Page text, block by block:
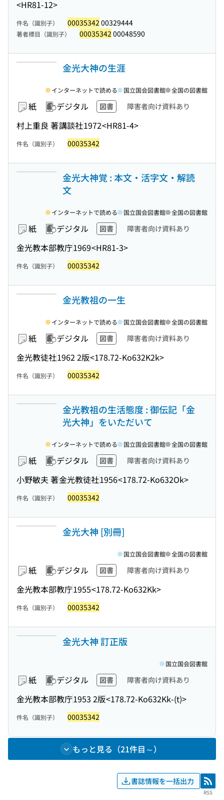
<HR81-12>
件名（識別子） 00035342 00329444
著者標目（識別子） 00035342 00048590
金光大神の生涯
紙 デジタル 図書 障害者向け資料あり
村上重良 著講談社1972<HR81-4>
インターネットで読める 国立国会図書館 全国の図書館
件名（識別子） 00035342
金光大神覚 : 本文・活字文・解読
文
紙 デジタル 図書 障害者向け資料あり
金光教本部教庁1969<HR81-3>
インターネットで読める 国立国会図書館 全国の図書館
件名（識別子） 00035342
金光教祖の一生
紙 デジタル 図書 障害者向け資料あり
金光教徒社1962 2版<178.72-Ko632K2k>
インターネットで読める 国立国会図書館 全国の図書館
件名（識別子） 00035342
金光教祖の生活態度 : 御伝記「金
光大神」をいただいて
紙 デジタル 図書 障害者向け資料あり
小野敏夫 著金光教徒社1956<178.72-Ko632Ok>
インターネットで読める 国立国会図書館 全国の図書館
件名（識別子） 00035342
金光大神 [別冊]
紙 デジタル 図書 障害者向け資料あり
金光教本部教庁1955<178.72-Ko632Kk>
国立国会図書館 全国の図書館
件名（識別子） 00035342
金光大神 訂正版
紙 デジタル 図書 障害者向け資料あり
金光教本部教庁1953 2版<178.72-Ko632Kk-(t)>
国立国会図書館
件名（識別子） 00035342
もっと見る（21件目～）
書誌情報を一括出力 RSS
RSS